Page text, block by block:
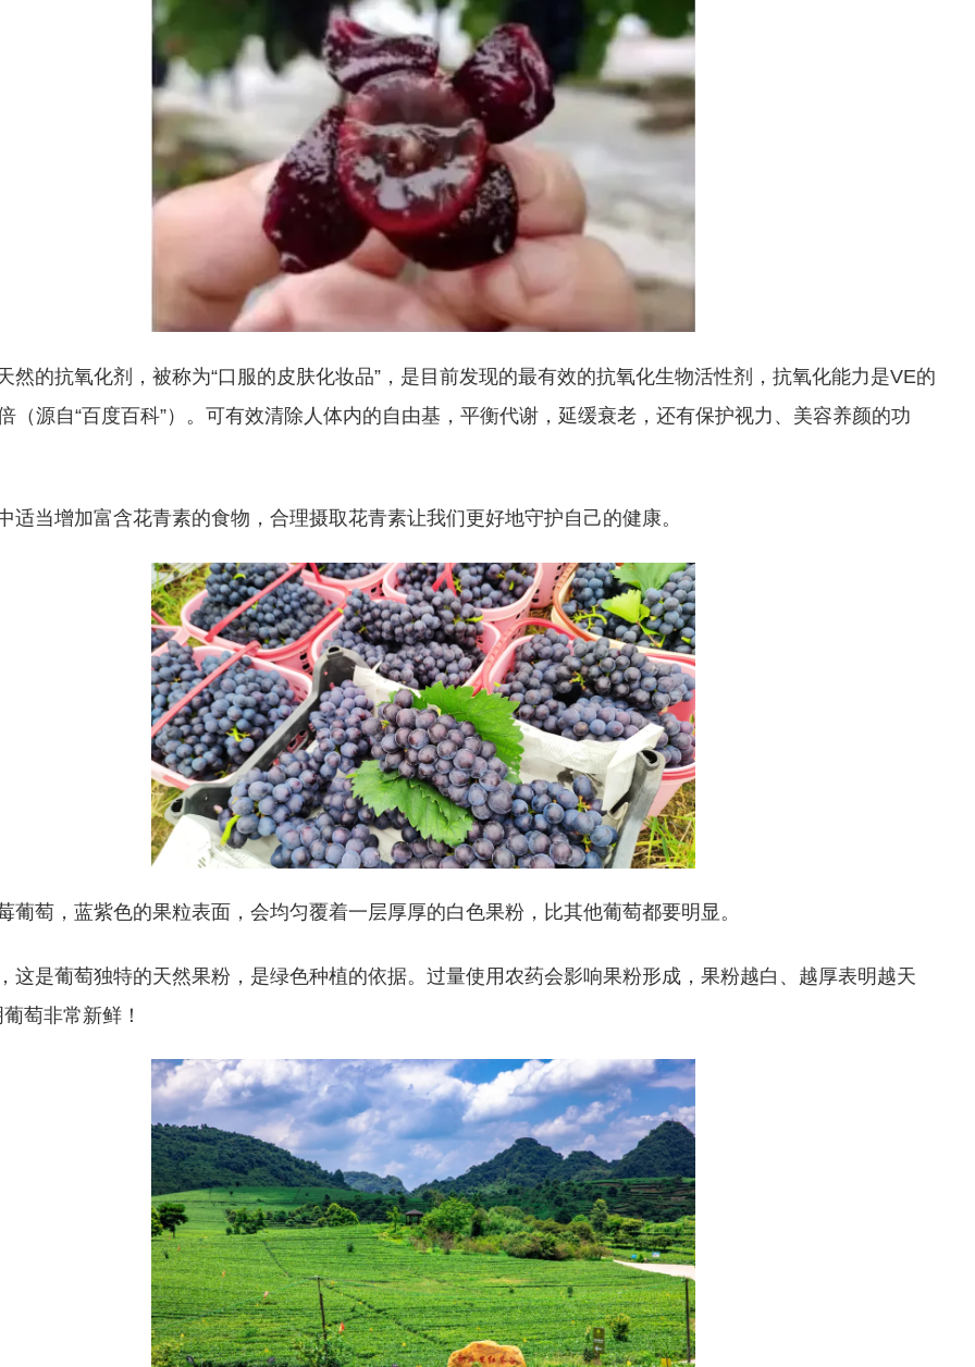
然的抗氧化剂，被称为“口服的皮肤化妆品”，是目前发现的最有效的抗氧化生物活性剂，抗氧化能力是VE的
（源自“百度百科”）。可有效清除人体内的自由基，平衡代谢，延缓衰老，还有保护视力、美容养颜的功
适当增加富含花青素的食物，合理摄取花青素让我们更好地守护自己的健康。
葡萄，蓝紫色的果粒表面，会均匀覆着一层厚厚的白色果粉， 比其他葡萄都要明显。
这是葡萄独特的天然果粉，是绿色种植的依据。过量使用农药会影响果粉形成，果粉越白、越厚表明越天
萄非常新鲜！